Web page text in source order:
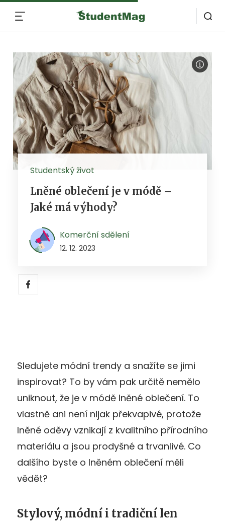
Studentský život
Lněné oblečení je v módě –
Jaké má výhody?
Komerční sdělení
12. 12. 2023
Sledujete módní trendy a snažíte se jimi
inspirovat? To by vám pak určitě nemělo
uniknout, že je v módě lněné oblečení. To
vlastně ani není nijak překvapivé, protože
lněné oděvy vznikají z kvalitního přírodního
materiálu a jsou prodyšné a trvanlivé. Co
dalšího byste o lněném oblečení měli
vědět?
Stylový, módní i tradiční len